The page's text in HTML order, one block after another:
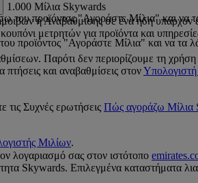
1.000 Μίλια Skywards
του προϊόντος "Αγοράστε Μίλια" και να
προϊόντος "Αγοράστε Μίλια" και να
ή Αναβάθμισης σε ένα ήδη υπάρχον
μετρητών για προϊόντα και
Παρότι δεν περιορίζουμε τη
και αναβαθμίσεις στον
τις Συχνές ερωτήσεις Πώς αγοράζω Μίλια
Μιλίων.
λογαριασμό σας στον ιστότοπο
Skywards. Επιλεγμένα καταστήματα